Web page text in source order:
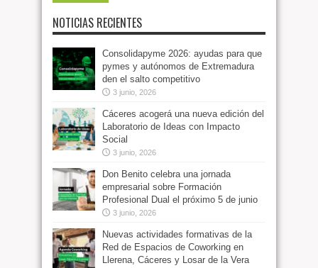
NOTICIAS RECIENTES
Consolidapyme 2026: ayudas para que
pymes y autónomos de Extremadura
den el salto competitivo
3 junio, 2026
Cáceres acogerá una nueva edición del
Laboratorio de Ideas con Impacto
Social
3 junio, 2026
Don Benito celebra una jornada
empresarial sobre Formación
Profesional Dual el próximo 5 de junio
3 junio, 2026
Nuevas actividades formativas de la
Red de Espacios de Coworking en
Llerena, Cáceres y Losar de la Vera